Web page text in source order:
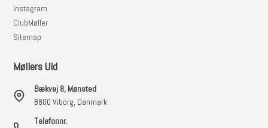
Instagram
ClubMøller
Sitemap
Møllers Uld
Bækvej 8, Mønsted
8800 Viborg, Danmark
Telefonnr.